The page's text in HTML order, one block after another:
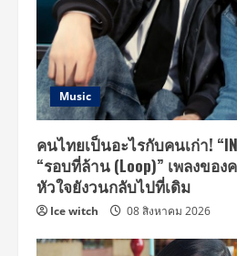
งาน
Amarin
Baby
&
Kids
Awards
2021
Music
คนไทยเป็นอะไรกับคนเก่า!
“รอบที่ล้าน (Loop)” เพลงขอ
หัวใจยังวนกลับไปที่เดิม
Ice witch 08 สิงหาคม 2026